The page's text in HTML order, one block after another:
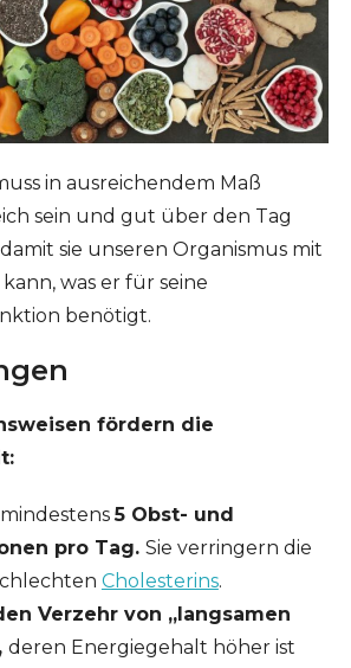
in ausreichendem Maß
sein und gut über den Tag
sie unseren Organismus mit
was er für seine
benötigt.
fördern die
5 Obst- und
pro Tag. Sie verringern die
Cholesterins.
Verzehr von „langsamen
deren Energiegehalt höher ist